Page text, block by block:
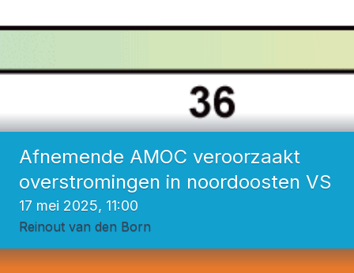
Afnemende AMOC veroorzaakt
overstromingen in noordoosten VS
17 mei 2025, 11:00
Reinout van den Born